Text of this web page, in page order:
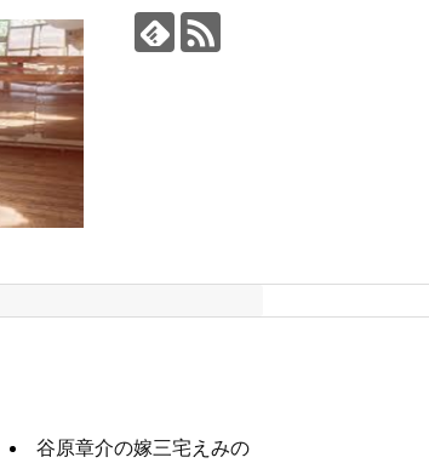
谷原章介の嫁三宅えみの